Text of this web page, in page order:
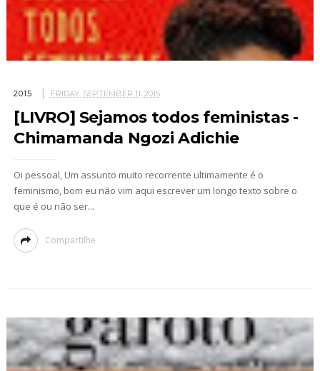
2015 FRIDAY, SEPTEMBER 11, 2015
[LIVRO] Sejamos todos feministas -
Chimamanda Ngozi Adichie
Oi pessoal, Um assunto muito recorrente ultimamente é o
feminismo, bom eu não vim aqui escrever um longo texto sobre o
que é ou não ser...
Compartilhe